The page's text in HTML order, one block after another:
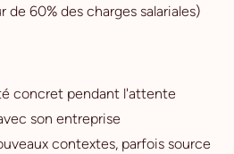
60% des charges salariales)
concret pendant l'attente
son entreprise
contextes, parfois source